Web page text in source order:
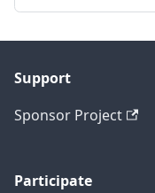
Support
Sponsor Project
Participate